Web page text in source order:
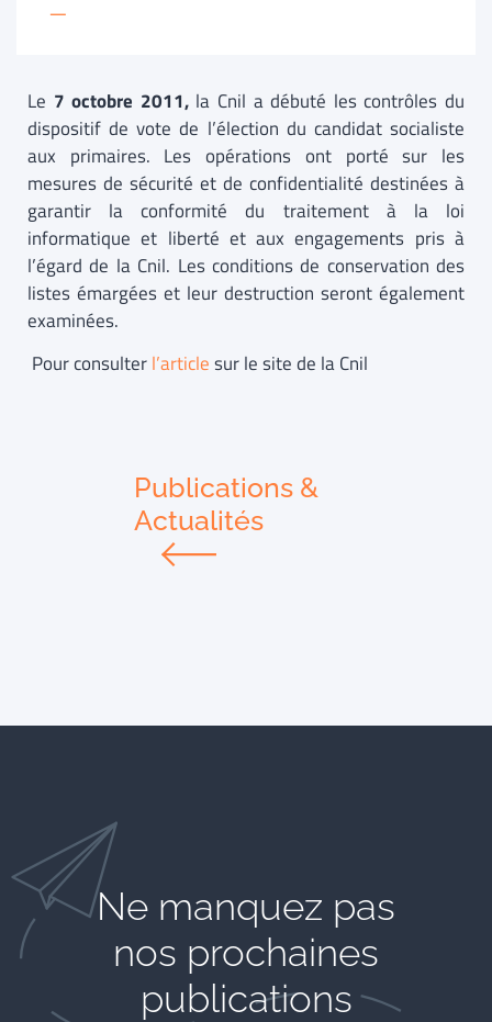
—
Le 7 octobre 2011,la Cnil a débuté les contrôles du
dispositif de vote de l’élection du candidat socialiste
aux primaires. Les opérations ont porté sur les
mesures de sécurité et de confidentialité destinées à
garantir la conformité du traitement à la loi
informatique et liberté et aux engagements pris à
l’égard de la Cnil. Les conditions de conservation des
listes émargées et leur destruction seront également
examinées.
Pour consulterl’articlesur le site de la Cnil
Publications &
Actualités
Ne manquez pas
nos prochaines
publications